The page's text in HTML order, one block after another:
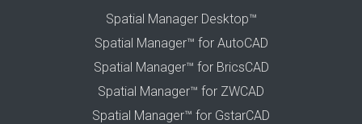
Spatial Manager Desktop™
Spatial Manager™ for AutoCAD
Spatial Manager™ for BricsCAD
Spatial Manager™ for ZWCAD
Spatial Manager™ for GstarCAD